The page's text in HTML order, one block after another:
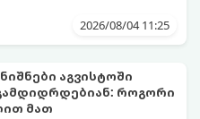
თვე აღმოჩნდება.
2026/08/04 11:25
აგვისტოში
როგორი
მათ